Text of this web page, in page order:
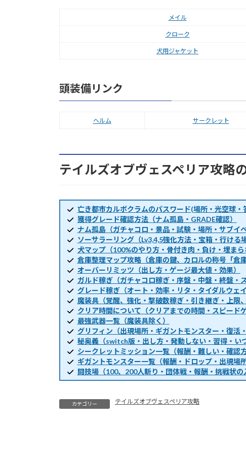
メイル
クローク
犬用ジャケット
頭装備リンク
ヘルム サークレット
テイルズオブヴェスペリア攻略
亡き都市カルボクラムのパスワード(場所・光空球・
獲得グレード確認方法（ナム孤島・GRADE確認）
ナム孤島（ガチャコロ・景品・試験・場所・サブイベ
ソーサラーリング（Lv3,4,5強化方法・宝箱・行ける
犬マップ（100%のやり方・骨付き肉・負け・埋まら
倉庫整理マップ攻略（倉庫の鍵、カロルの称号「倉
オーバーリミッツ（出し方・ゲージ最大値・効果）
ガルド稼ぎ（ガチャコロ稼ぎ・序盤・中盤・終盤・ス
グレード稼ぎ（オート・効率・リタ・タイダルウェイ
魔装具（覚醒、強化・撃破数稼ぎ・引き継ぎ・上限
クリア時間について（クリアまでの時間・スピードゲ
最強武器一覧（魔装具除く）
グリフィン（出現場所・ギガントモンスター・復活
秘奥義（switch版・出し方・発動しない・習得・い
シークレットミッション一覧（報酬・難しい・確認
ギガントモンスター一覧（報酬・ドロップ・出現場
闘技場（100、200人斬り・団体戦・報酬・挑戦状の
カテゴリー テイルズオブヴェスペリア攻略